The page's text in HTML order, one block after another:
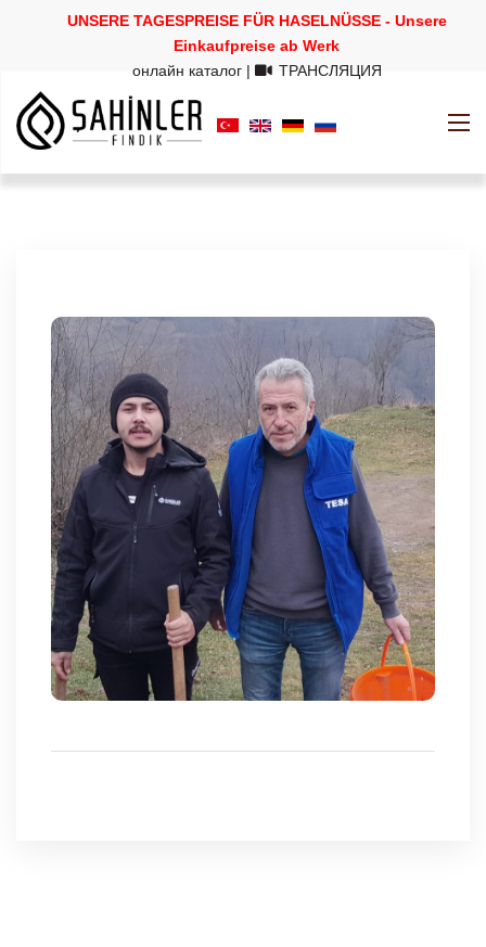
UNSERE TAGESPREISE FÜR HASELNÜSSE - Unsere
Einkaufpreise ab Werk
онлайн каталог | ТРАНСЛЯЦИЯ